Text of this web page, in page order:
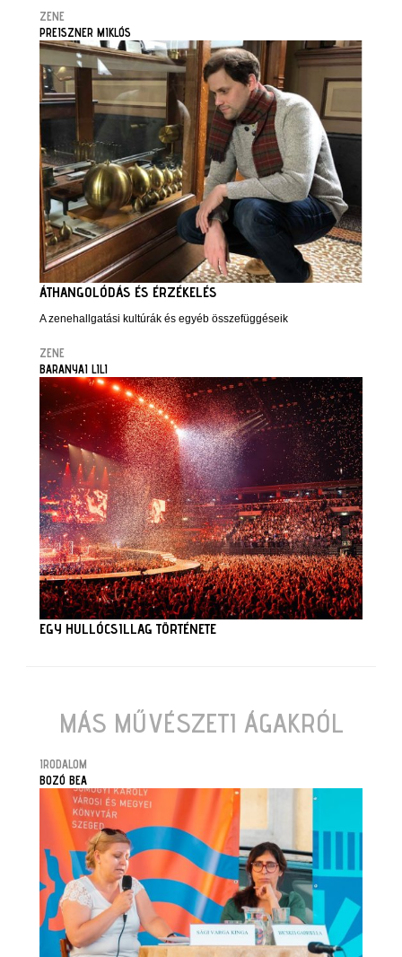
ZENE
PREISZNER MIKLÓS
ÁTHANGOLÓDÁS ÉS ÉRZÉKELÉS
A zenehallgatási kultúrák és egyéb összefüggéseik
ZENE
BARANYAI LILI
EGY HULLÓCSILLAG TÖRTÉNETE
MÁS MŰVÉSZETI ÁGAKRÓL
IRODALOM
BOZÓ BEA